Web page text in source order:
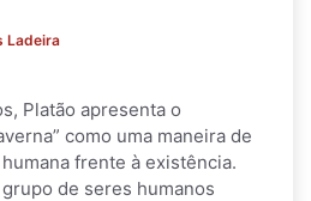
Ladeira
Platão apresenta o
como uma maneira de
frente à existência.
de seres humanos